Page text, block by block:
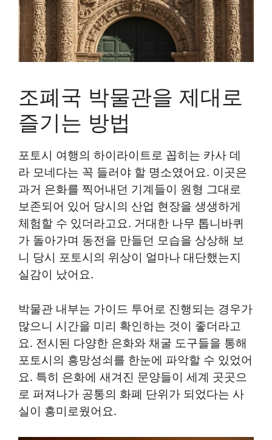
조폐국 박물관을 제대로
즐기는 방법
포토시 여행의 하이라이트로 꼽히는 카사 데
라 모네다는 꼭 들러야 할 명소였어요. 이곳은
과거 은화를 찍어내던 기계들이 원형 그대로
보존되어 있어 당시의 산업 현장을 생생하게
체험할 수 있더라고요. 거대한 나무 톱니바퀴
가 돌아가며 동전을 만들던 모습을 상상해 보
니 당시 포토시의 위상이 얼마나 대단했는지
실감이 났어요.
박물관 내부는 가이드 투어로 진행되는 경우가
많으니 시간을 미리 확인하는 것이 좋더라고
요. 전시된 다양한 은화와 채굴 도구들을 통해
포토시의 흥망성쇠를 한눈에 파악할 수 있었어
요. 특히 은화에 새겨진 문양들이 세계 곳곳으
로 퍼져나가 공통의 화폐 단위가 되었다는 사
실이 흥미로웠어요.